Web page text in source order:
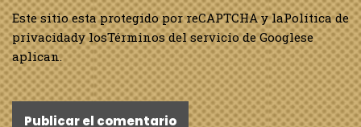
Este sitio esta protegido por reCAPTCHA y laPolítica de
privacidady losTérminos del servicio de Googlese
aplican.